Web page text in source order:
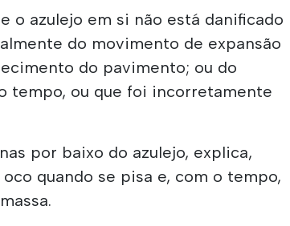
o azulejo em si não está danificado
do movimento de expansão
do pavimento; ou do
tempo, ou que foi incorretamente
por baixo do azulejo, explica,
quando se pisa e, com o tempo,